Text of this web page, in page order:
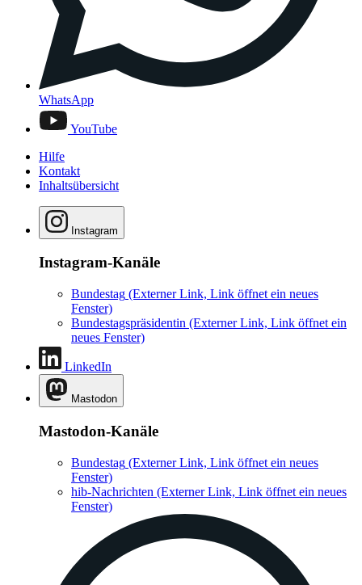
WhatsApp
YouTube
Hilfe
Kontakt
Inhaltsübersicht
Instagram
Instagram-Kanäle
Bundestag (Externer Link, Link öffnet ein neues
Fenster)
Bundestagspräsidentin (Externer Link, Link öffnet ein
neues Fenster)
LinkedIn
Mastodon
Mastodon-Kanäle
Bundestag (Externer Link, Link öffnet ein neues
Fenster)
hib-Nachrichten (Externer Link, Link öffnet ein neues
Fenster)